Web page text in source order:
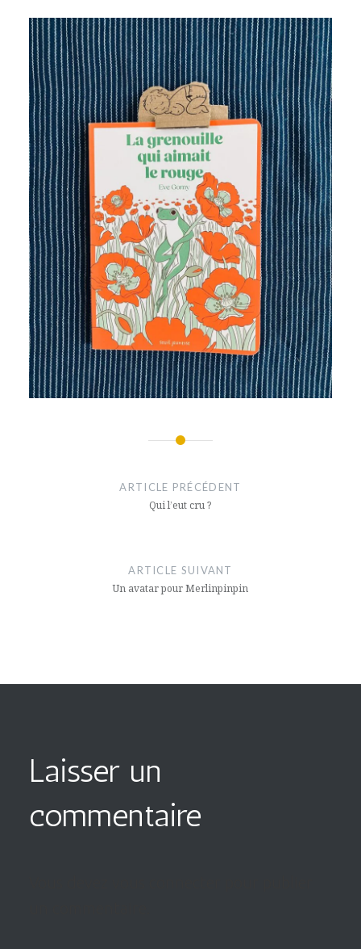
ARTICLE PRÉCÉDENT
Qui l’eut cru ?
ARTICLE SUIVANT
Un avatar pour Merlinpinpin
Laisser un
commentaire